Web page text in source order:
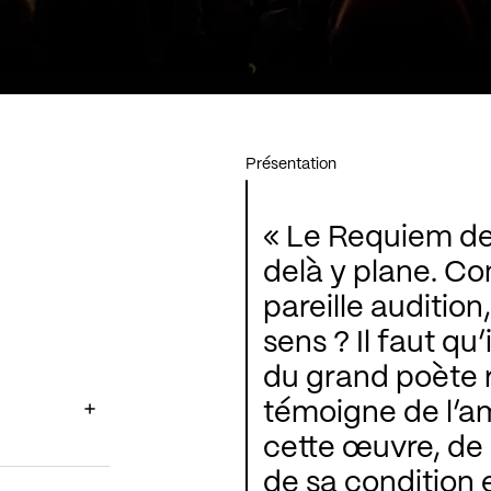
Présentation
« Le Requiem
delà y plane.
pareille
sens ? Il faut
du grand poète
témoigne de
cette œuvre, de
de sa condition